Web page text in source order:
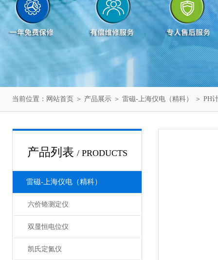
当前位置： 网站首页 ＞ 产品展示 ＞ 雷磁-上海仪电（精科） ＞ PH
产品列表 / PRODUCTS
雷磁-上海仪电（精科）
六价铬测定仪
双显恒电位仪
凯氏定氮仪